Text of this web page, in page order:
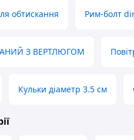
обтискання Рим-болт
З ВЕРТЛЮГОМ
Кульки діаметр 3.5 см